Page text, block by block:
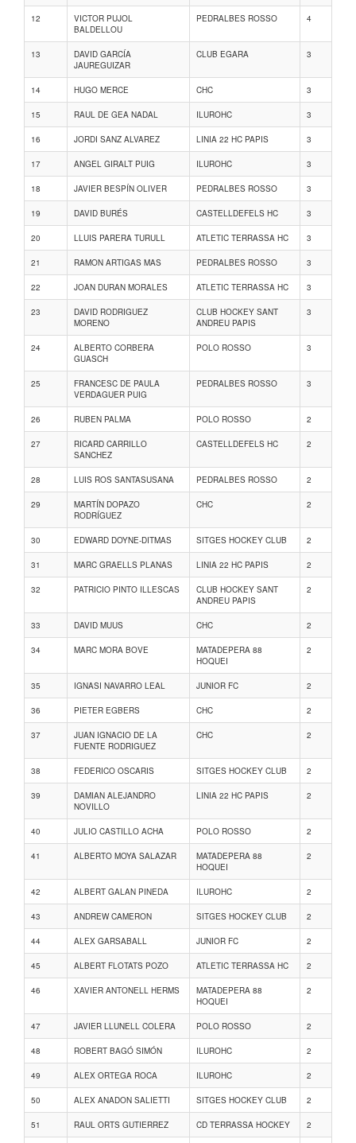
12
VICTOR PUJOL
BALDELLOU
PEDRALBES ROSSO 4
13
DAVID GARCÍA
JAUREGUIZAR
CLUB EGARA 3
14 HUGO MERCE CHC 3
15 RAUL DE GEA NADAL ILUROHC 3
16 JORDI SANZ ALVAREZ LINIA 22 HC PAPIS 3
17 ANGEL GIRALT PUIG ILUROHC 3
18 JAVIER BESPÍN OLIVER PEDRALBES ROSSO 3
19 DAVID BURÉS CASTELLDEFELS HC 3
20 LLUIS PARERA TURULL ATLETIC TERRASSA HC 3
21 RAMON ARTIGAS MAS PEDRALBES ROSSO 3
22 JOAN DURAN MORALES ATLETIC TERRASSA HC 3
23
DAVID RODRIGUEZ
MORENO
CLUB HOCKEY SANT
ANDREU PAPIS
3
24
ALBERTO CORBERA
GUASCH
POLO ROSSO 3
25
FRANCESC DE PAULA
VERDAGUER PUIG
PEDRALBES ROSSO 3
26 RUBEN PALMA POLO ROSSO 2
27
RICARD CARRILLO
SANCHEZ
CASTELLDEFELS HC 2
28 LUIS ROS SANTASUSANA PEDRALBES ROSSO 2
29
MARTÍN DOPAZO
RODRÍGUEZ
CHC 2
30 EDWARD DOYNE-DITMAS SITGES HOCKEY CLUB 2
31 MARC GRAELLS PLANAS LINIA 22 HC PAPIS 2
32 PATRICIO PINTO ILLESCAS
CLUB HOCKEY SANT
ANDREU PAPIS
2
33 DAVID MUUS CHC 2
34 MARC MORA BOVE
MATADEPERA 88
HOQUEI
2
35 IGNASI NAVARRO LEAL JUNIOR FC 2
36 PIETER EGBERS CHC 2
37
JUAN IGNACIO DE LA
FUENTE RODRIGUEZ
CHC 2
38 FEDERICO OSCARIS SITGES HOCKEY CLUB 2
39
DAMIAN ALEJANDRO
NOVILLO
LINIA 22 HC PAPIS 2
40 JULIO CASTILLO ACHA POLO ROSSO 2
41 ALBERTO MOYA SALAZAR
MATADEPERA 88
HOQUEI
2
42 ALBERT GALAN PINEDA ILUROHC 2
43 ANDREW CAMERON SITGES HOCKEY CLUB 2
44 ALEX GARSABALL JUNIOR FC 2
45 ALBERT FLOTATS POZO ATLETIC TERRASSA HC 2
46 XAVIER ANTONELL HERMS
MATADEPERA 88
HOQUEI
2
47 JAVIER LLUNELL COLERA POLO ROSSO 2
48 ROBERT BAGÓ SIMÓN ILUROHC 2
49 ALEX ORTEGA ROCA ILUROHC 2
50 ALEX ANADON SALIETTI SITGES HOCKEY CLUB 2
51 RAUL ORTS GUTIERREZ CD TERRASSA HOCKEY 2